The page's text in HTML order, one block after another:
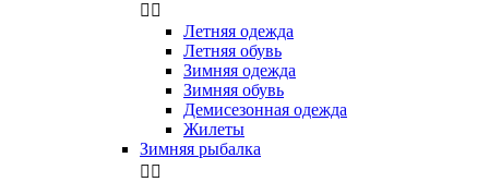
 
Летняя одежда
Летняя обувь
Зимняя одежда
Зимняя обувь
Демисезонная одежда
Жилеты
Зимняя рыбалка
 